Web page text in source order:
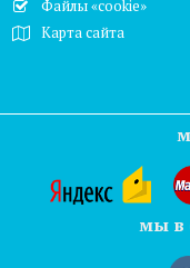
Файлы «cookie»
Карта сайта
мы в